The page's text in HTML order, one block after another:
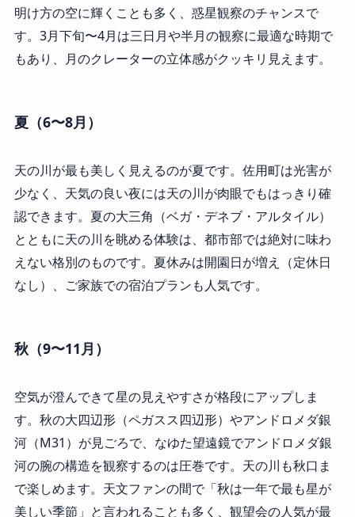
明け方の空に輝くことも多く、惑星観察のチャンスで
す。3月下旬〜4月は三日月や半月の観察に最適な時期で
もあり、月のクレーターの立体感がクッキリ見えます。
夏（6〜8月）
天の川が最も美しく見えるのが夏です。佐用町は光害が
少なく、天気の良い夜には天の川が肉眼でもはっきり確
認できます。夏の大三角（ベガ・デネブ・アルタイル）
とともに天の川を眺める体験は、都市部では絶対に味わ
えない格別のものです。夏休みは開園日が増え（定休日
なし）、ご家族での宿泊プランも人気です。
秋（9〜11月）
空気が澄んできて星の見えやすさが格段にアップしま
す。秋の大四辺形（ペガスス四辺形）やアンドロメダ銀
河（M31）が見ごろで、なゆた望遠鏡でアンドロメダ銀
河の腕の構造を観察するのは圧巻です。天の川も秋口ま
で楽しめます。天文ファンの間で「秋は一年で最も星が
美しい季節」と言われることも多く、観望会の人気が最